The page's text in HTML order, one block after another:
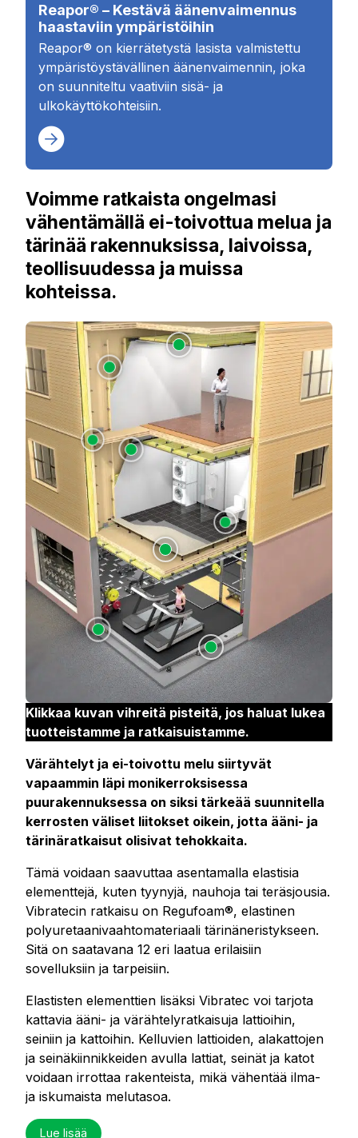
Reapor® – Kestävä äänenvaimennus
haastaviin ympäristöihin
Reapor® on kierrätetystä lasista valmistettu
ympäristöystävällinen äänenvaimennin, joka
on suunniteltu vaativiin sisä- ja
ulkokäyttökohteisiin.
Voimme ratkaista ongelmasi
vähentämällä ei-toivottua melua ja
tärinää rakennuksissa, laivoissa,
teollisuudessa ja muissa
kohteissa.
Klikkaa kuvan vihreitä pisteitä, jos haluat lukea
tuotteistamme ja ratkaisuistamme.
Värähtelyt ja ei-toivottu melu siirtyvät
vapaammin läpi monikerroksisessa
puurakennuksessa on siksi tärkeää suunnitella
kerrosten väliset liitokset oikein, jotta ääni- ja
tärinäratkaisut olisivat tehokkaita.
Tämä voidaan saavuttaa asentamalla elastisia
elementtejä, kuten tyynyjä, nauhoja tai teräsjousia.
Vibratecin ratkaisu on Regufoam®, elastinen
polyuretaanivaahtomateriaali tärinäneristykseen.
Sitä on saatavana 12 eri laatua erilaisiin
sovelluksiin ja tarpeisiin.
Elastisten elementtien lisäksi Vibratec voi tarjota
kattavia ääni- ja värähtelyratkaisuja lattioihin,
seiniin ja kattoihin. Kelluvien lattioiden, alakattojen
ja seinäkiinnikkeiden avulla lattiat, seinät ja katot
voidaan irrottaa rakenteista, mikä vähentää ilma-
ja iskumaista melutasoa.
Lue lisää